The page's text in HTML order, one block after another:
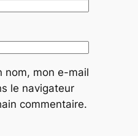
nom, mon e-mail
le navigateur
commentaire.